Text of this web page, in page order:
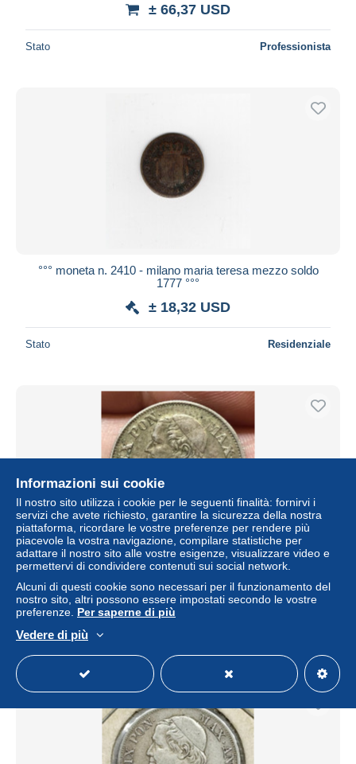
± 66,37 USD
Stato Professionista
°°° moneta n. 2410 - milano maria teresa mezzo soldo
1777 °°°
± 18,32 USD
Stato Residenziale
Pio IX Sommo Pontefice 1846-1878 10 soldi 1866 Roma
ann. XXI Raro spl+ e.1677
± 69,13 USD
Stato
Informazioni sui cookie
Il nostro sito utilizza i cookie per le seguenti finalità: fornirvi i
servizi che avete richiesto, garantire la sicurezza della nostra
piattaforma, ricordare le vostre preferenze per rendere più
piacevole la vostra navigazione, compilare statistiche per
adattare il nostro sito alle vostre esigenze, visualizzare video e
permettervi di condividere contenuti sui social network.
Alcuni di questi cookie sono necessari per il funzionamento del
nostro sito, altri possono essere impostati secondo le vostre
preferenze. Per saperne di più
Vedere di più